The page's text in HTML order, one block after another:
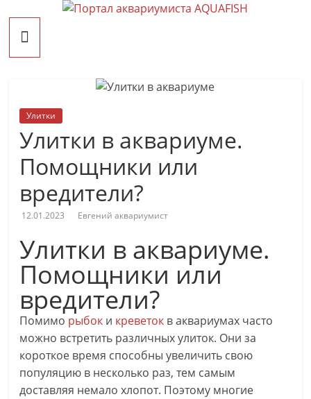
содержимому
Портал
AQUAFISH
аквариумиста
AQUAFISH
Улитки
Улитки в аквариуме.
Помощники или
вредители?
12.01.2023 Евгений аквариумист
Улитки в аквариуме.
Помощники или
вредители?
Помимо рыбок и креветок в аквариумах часто
можно встретить различных улиток. Они за
короткое время способны увеличить свою
популяцию в несколько раз, тем самым
доставляя немало хлопот. Поэтому многие